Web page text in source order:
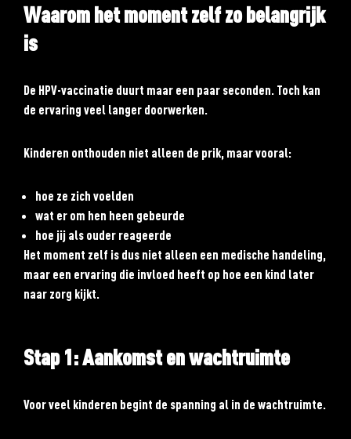
Waarom het moment zelf zo belangrijk
is
De HPV-vaccinatie duurt maar een paar seconden. Toch kan
de ervaring veel langer doorwerken.
Kinderen onthouden niet alleen de prik, maar vooral:
hoe ze zich voelden
wat er om hen heen gebeurde
hoe jij als ouder reageerde
Het moment zelf is dus niet alleen een medische handeling,
maar een ervaring die invloed heeft op hoe een kind later
naar zorg kijkt.
Stap 1: Aankomst en wachtruimte
Voor veel kinderen begint de spanning al in de wachtruimte.